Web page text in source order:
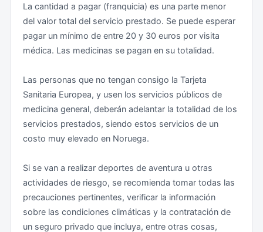
La cantidad a pagar (franquicia) es una parte menor
del valor total del servicio prestado. Se puede esperar
pagar un mínimo de entre 20 y 30 euros por visita
médica. Las medicinas se pagan en su totalidad.
Las personas que no tengan consigo la Tarjeta
Sanitaria Europea, y usen los servicios públicos de
medicina general, deberán adelantar la totalidad de los
servicios prestados, siendo estos servicios de un
costo muy elevado en Noruega.
Si se van a realizar deportes de aventura u otras
actividades de riesgo, se recomienda tomar todas las
precauciones pertinentes, verificar la información
sobre las condiciones climáticas y la contratación de
un seguro privado que incluya, entre otras cosas,